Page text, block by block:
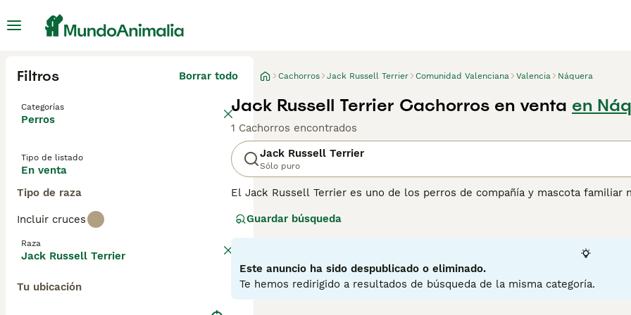
Filtros Borrar todo
Categorías
Perros
Tipo de listado
En venta
Tipo de raza
Incluir cruces
Raza
Jack Russell Terrier
Tu ubicación
Cachorros Jack Russell Terrier Comunidad Valenciana Valencia Náquera
Jack Russell Terrier Cachorros en venta en
1 Cachorros encontrados
Jack Russell Terrier
Sólo puro
El Jack Russell Terrier es uno de los perros de compañía y mascota
tanta energía, necesitan la cantidad adecuada de ejercicio y estimulación
para
Guardar búsqueda
Este anuncio ha sido despublicado o eliminado.
Te hemos redirigido a resultados de búsqueda de la misma categoría.